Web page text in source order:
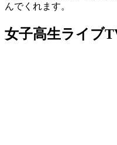
んでくれます。
女子高生ライブ